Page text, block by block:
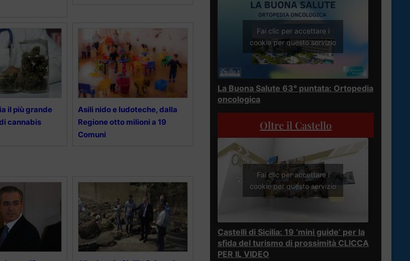
il più grande
cannabis
Asili nido e ludoteche, dalla
Regione otto milioni a 19
Comuni
Fai clic per accettare i
cookie per questo servizio
La Buona Salute 63° puntata: Ortopedia
oncologica
Oltre il Castello
Fai clic per accettare i
cookie per questo servizio
Castelli di Sicilia: 19 ‘mini guide’ per la
sfida del turismo di prossimità CLICCA
PER IL VIDEO